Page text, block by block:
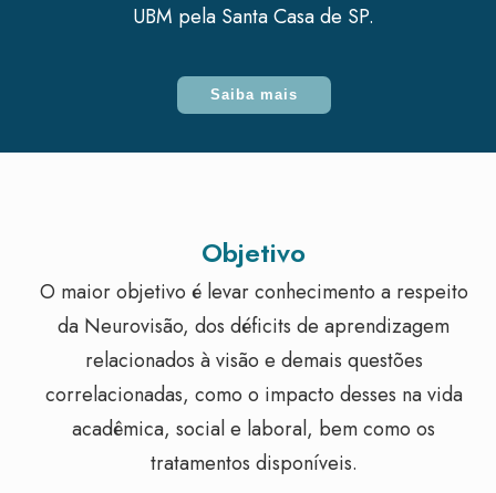
UBM pela Santa Casa de SP.
Saiba mais
Objetivo
O maior objetivo é levar conhecimento a respeito
da Neurovisão, dos déficits de aprendizagem
relacionados à visão e demais questões
correlacionadas, como o impacto desses na vida
acadêmica, social e laboral, bem como os
tratamentos disponíveis.